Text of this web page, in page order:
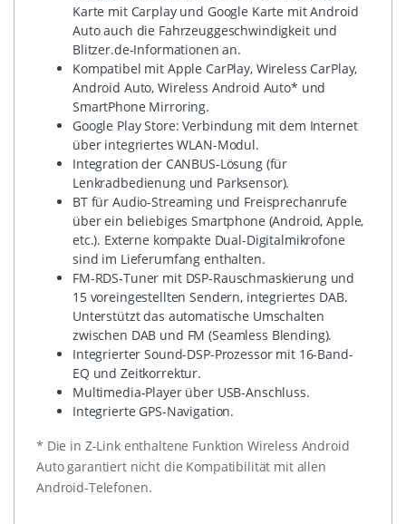
Karte mit Carplay und Google Karte mit Android
Auto auch die Fahrzeuggeschwindigkeit und
Blitzer.de-Informationen an.
Kompatibel mit Apple CarPlay, Wireless CarPlay,
Android Auto, Wireless Android Auto* und
SmartPhone Mirroring.
Google Play Store: Verbindung mit dem Internet
über integriertes WLAN-Modul.
Integration der CANBUS-Lösung (für
Lenkradbedienung und Parksensor).
BT für Audio-Streaming und Freisprechanrufe
über ein beliebiges Smartphone (Android, Apple,
etc.). Externe kompakte Dual-Digitalmikrofone
sind im Lieferumfang enthalten.
FM-RDS-Tuner mit DSP-Rauschmaskierung und
15 voreingestellten Sendern, integriertes DAB.
Unterstützt das automatische Umschalten
zwischen DAB und FM (Seamless Blending).
Integrierter Sound-DSP-Prozessor mit 16-Band-
EQ und Zeitkorrektur.
Multimedia-Player über USB-Anschluss.
Integrierte GPS-Navigation.
* Die in Z-Link enthaltene Funktion Wireless Android
Auto garantiert nicht die Kompatibilität mit allen
Android-Telefonen.